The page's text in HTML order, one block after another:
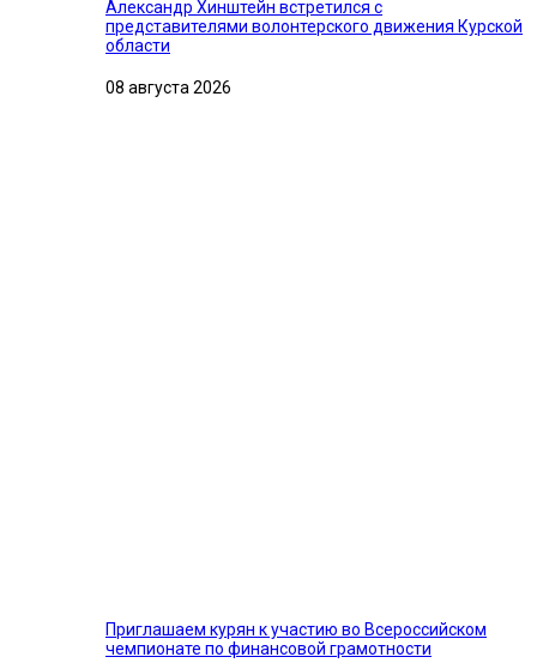
Александр Хинштейн встретился с
представителями волонтерского движения Курской
области
08 августа 2026
Приглашаем курян к участию во Всероссийском
чемпионате по финансовой грамотности